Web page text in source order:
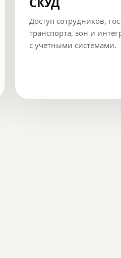
Доступ сотрудников,
транспорта, зон и
с учетными системами.